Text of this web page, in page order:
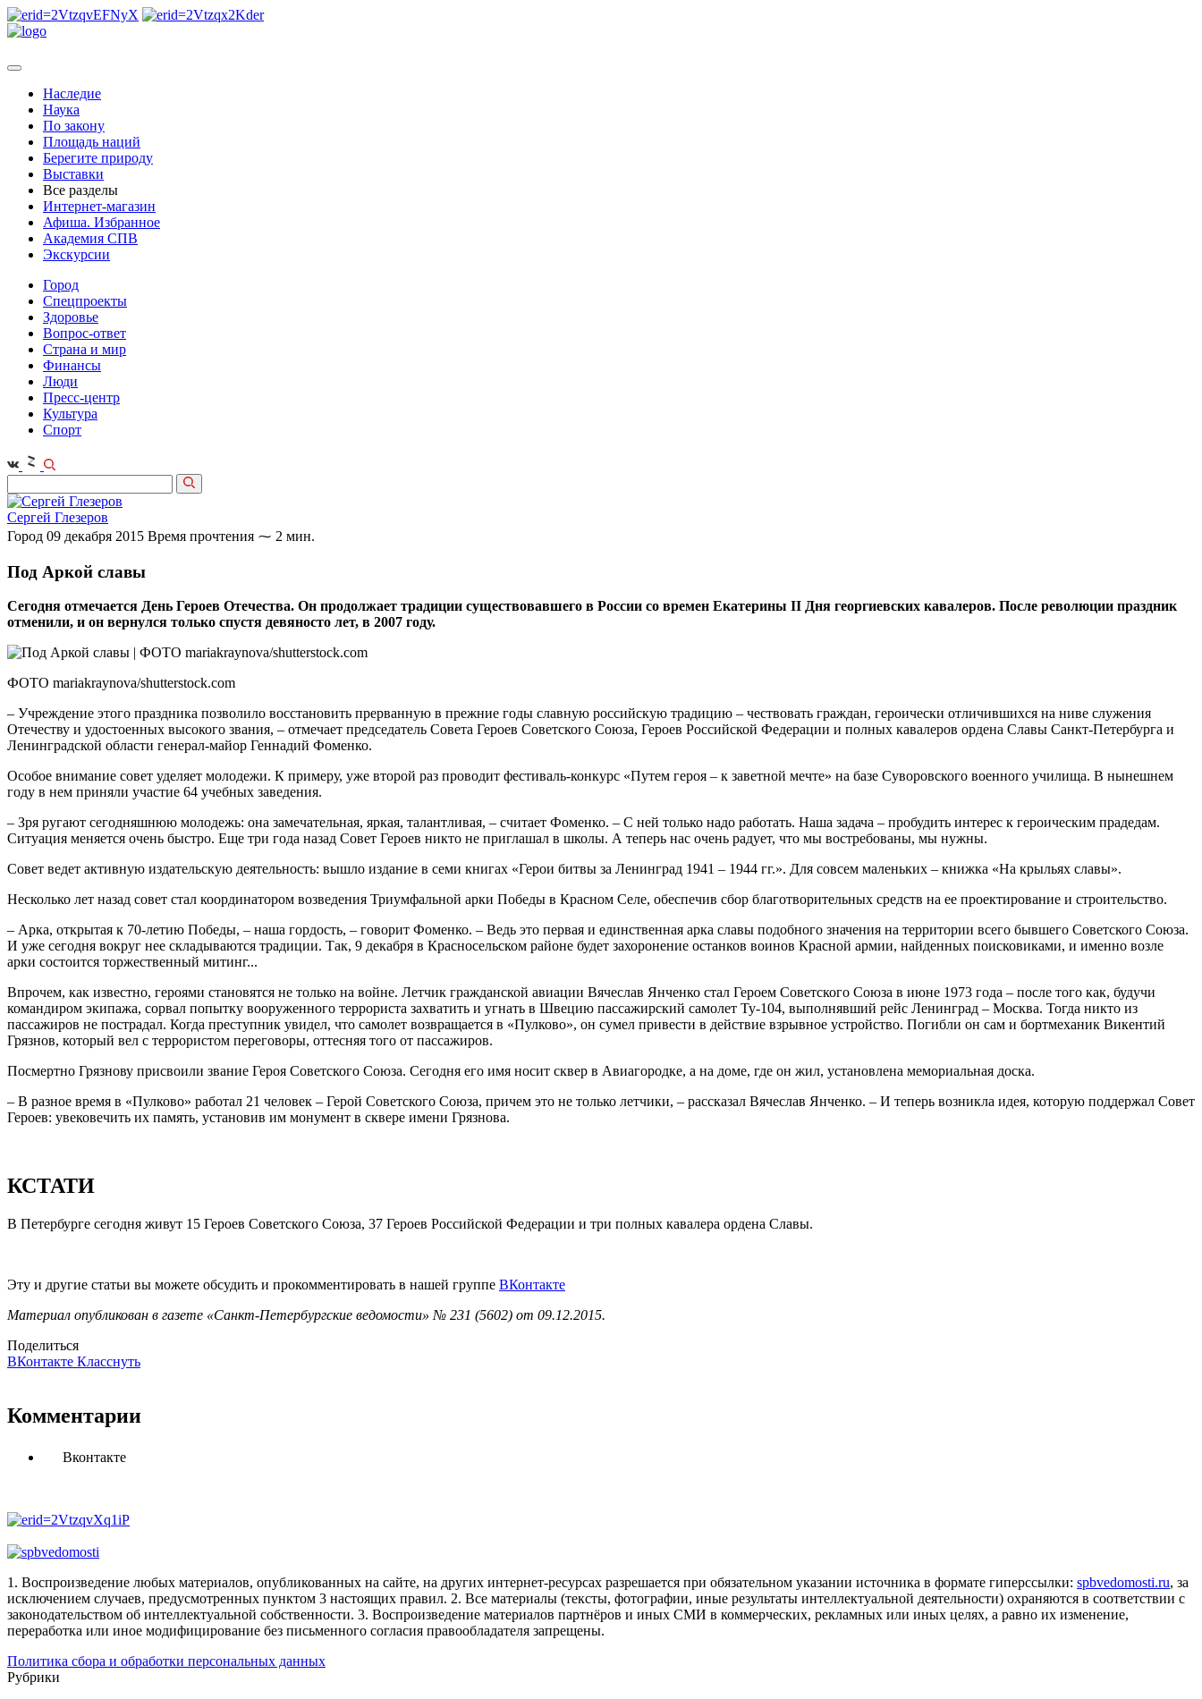
Наследие
Наука
По закону
Площадь наций
Берегите природу
Выставки
Все разделы
Интернет-магазин
Афиша. Избранное
Академия СПВ
Экскурсии
Город
Спецпроекты
Здоровье
Вопрос-ответ
Страна и мир
Финансы
Люди
Пресс-центр
Культура
Спорт
Сергей Глезеров
Город 09 декабря 2015 Время прочтения ⁓ 2 мин.
Под Аркой славы
Сегодня отмечается День Героев Отечества. Он продолжает традиции существовавшего в России со времен Екатерины II Дня георгиевских кавалеров. После революции праздник
отменили, и он вернулся только спустя девяносто лет, в 2007 году.
ФОТО mariakraynova/shutterstock.com
– Учреждение этого праздника позволило восстановить прерванную в прежние годы славную российскую традицию – чествовать граждан, героически отличившихся на ниве служения
Отечеству и удостоенных высокого звания, – отмечает председатель Совета Героев Советского Союза, Героев Российской Федерации и полных кавалеров ордена Славы Санкт-Петербурга и
Ленинградской области генерал-майор Геннадий Фоменко.
Особое внимание совет уделяет молодежи. К примеру, уже второй раз проводит фестиваль-конкурс «Путем героя – к заветной мечте» на базе Суворовского военного училища. В нынешнем
году в нем приняли участие 64 учебных заведения.
– Зря ругают сегодняшнюю молодежь: она замечательная, яркая, талантливая, – считает Фоменко. – С ней только надо работать. Наша задача – пробудить интерес к героическим прадедам.
Ситуация меняется очень быстро. Еще три года назад Совет Героев никто не приглашал в школы. А теперь нас очень радует, что мы востребованы, мы нужны.
Совет ведет активную издательскую деятельность: вышло издание в семи книгах «Герои битвы за Ленинград 1941 – 1944 гг.». Для совсем маленьких – книжка «На крыльях славы».
Несколько лет назад совет стал координатором возведения Триумфальной арки Победы в Красном Селе, обеспечив сбор благотворительных средств на ее проектирование и строительство.
– Арка, открытая к 70-летию Победы, – наша гордость, – говорит Фоменко. – Ведь это первая и единственная арка славы подобного значения на территории всего бывшего Советского Союза.
И уже сегодня вокруг нее складываются традиции. Так, 9 декабря в Красносельском районе будет захоронение останков воинов Красной армии, найденных поисковиками, и именно возле
арки состоится торжественный митинг...
Впрочем, как известно, героями становятся не только на войне. Летчик гражданской авиации Вячеслав Янченко стал Героем Советского Союза в июне 1973 года – после того как, будучи
командиром экипажа, сорвал попытку вооруженного террориста захватить и угнать в Швецию пассажирский самолет Ту-104, выполнявший рейс Ленинград – Москва. Тогда никто из
пассажиров не пострадал. Когда преступник увидел, что самолет возвращается в «Пулково», он сумел привести в действие взрывное устройство. Погибли он сам и бортмеханик Викентий
Грязнов, который вел с террористом переговоры, оттесняя того от пассажиров.
Посмертно Грязнову присвоили звание Героя Советского Союза. Сегодня его имя носит сквер в Авиагородке, а на доме, где он жил, установлена мемориальная доска.
– В разное время в «Пулково» работал 21 человек – Герой Советского Союза, причем это не только летчики, – рассказал Вячеслав Янченко. – И теперь возникла идея, которую поддержал Совет
Героев: увековечить их память, установив им монумент в сквере имени Грязнова.
КСТАТИ
В Петербурге сегодня живут 15 Героев Советского Союза, 37 Героев Российской Федерации и три полных кавалера ордена Славы.
Эту и другие статьи вы можете обсудить и прокомментировать в нашей группе ВКонтакте
Материал опубликован в газете «Санкт-Петербургские ведомости» № 231 (5602) от 09.12.2015.
Поделиться
ВКонтакте Класснуть
Комментарии
Вконтакте
1. Воспроизведение любых материалов, опубликованных на сайте, на других интернет-ресурсах разрешается при обязательном указании источника в формате гиперссылки: spbvedomosti.ru, за
исключением случаев, предусмотренных пунктом 3 настоящих правил. 2. Все материалы (тексты, фотографии, иные результаты интеллектуальной деятельности) охраняются в соответствии с
законодательством об интеллектуальной собственности. 3. Воспроизведение материалов партнёров и иных СМИ в коммерческих, рекламных или иных целях, а равно их изменение,
переработка или иное модифицирование без письменного согласия правообладателя запрещены.
Политика сбора и обработки персональных данных
Рубрики